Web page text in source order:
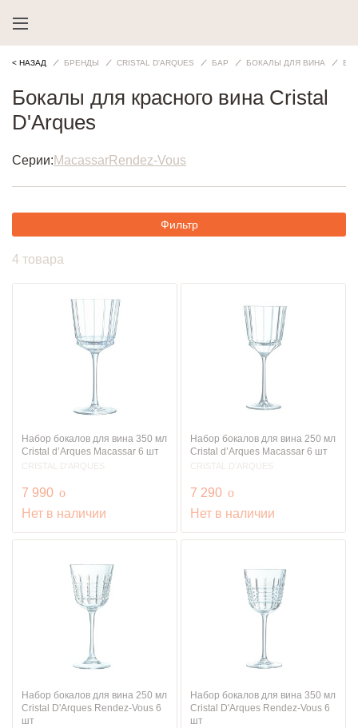
< НАЗАД БРЕНДЫ CRISTAL D'ARQUES БАР БОКАЛЫ ДЛЯ ВИНА
Бокалы для красного вина Cristal
D'Arques
Серии:MacassarRendez-Vous
Фильтр
4 товара
Набор бокалов для вина 350 мл
Cristal d’Arques Macassar 6 шт
CRISTAL D'ARQUES
7 990 руб.
o
Нет в наличии
Набор бокалов для вина 250 мл
Cristal d’Arques Macassar 6 шт
CRISTAL D'ARQUES
7 290 руб.
o
Нет в наличии
Набор бокалов для вина 250 мл
Cristal D'Arques Rendez-Vous 6
шт
Набор бокалов для вина 350 мл
Cristal D'Arques Rendez-Vous 6
шт